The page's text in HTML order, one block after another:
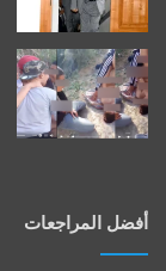
أفضل المراجعات